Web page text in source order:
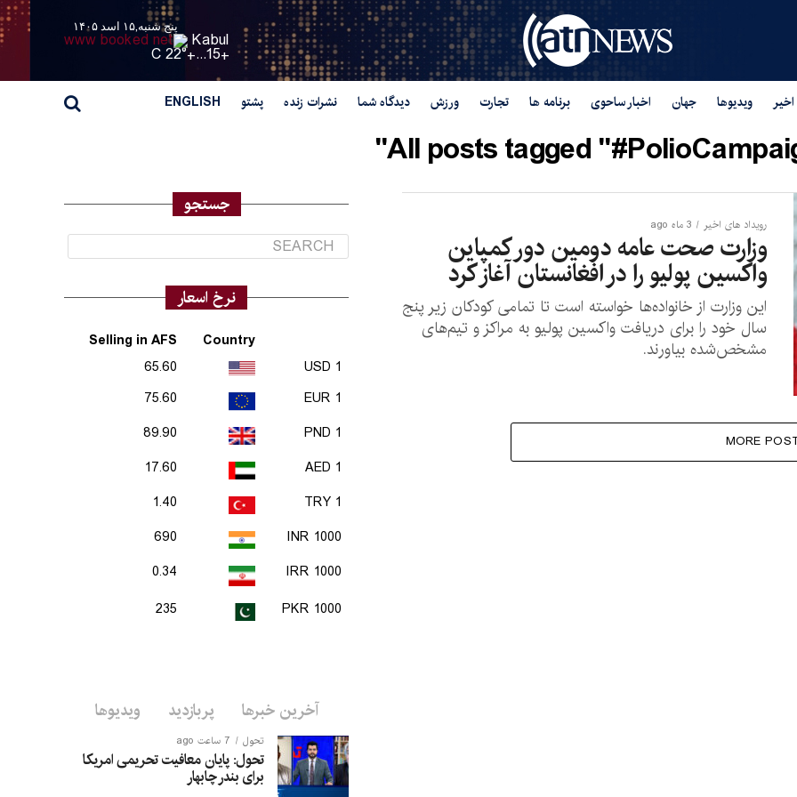
پنج شنبه,۱۵ اسد ۱۴۰۵
Kabul
+
15...
+
22° C
ویدیوها جهان اخبار ساحوی برنامه ها تجارت ورزش دیدگاه شما نشرات زنده پشتو ENGLISH
All posts tagged
رویداد های اخیر 3 ماه ago
وزارت صحت عامه دومین دور کمپاین
واکسین پولیو را در افغانستان آغاز کرد
این وزارت از خانواده‌ها خواسته است تا تمامی کودکان زیر پنج
سال خود را برای دریافت واکسین پولیو به مراکز و تیم‌های
مشخص‌شده بیاورند.
MORE
جستجو
نرخ اسعار
Country
Selling in AFS
1 USD
65.60
1 EUR
75.60
1 PND
89.90
1 AED
17.60
1 TRY
1.40
1000 INR
690
1000 IRR
0.34
1000 PKR
235
آخرین خبرها پربازدید ویدیوها
تحول 7 ساعت ago
تحول: پایان معافیت تحریمی امریکا
برای بندر چابهار